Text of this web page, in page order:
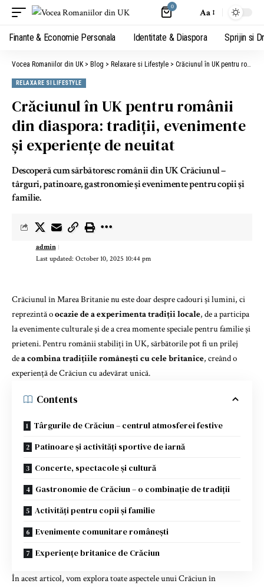
0 Aa
Finante & Economie Personala Identitate & Diaspora Sprijin si
Vocea Romaniilor din UK> Blog > Relaxare si Lifestyle > Crăciunul în UK pentru românii din diaspora: tradiții, evenimente și experiențe de neuitat
RELAXARE SI LIFESTYLE
Crăciunul în UK pentru românii
din diaspora: tradiții, evenimente
și experiențe de neuitat
Descoperă cum sărbătoresc românii din UK Crăciunul –
târguri, patinoare, gastronomie și evenimente pentru copii și
familie.
Last updated: October 10, 2025 10:44 pm
admin
Crăciunul în Marea Britanie nu este doar despre cadouri și lumini, ci
reprezintă oocazie de a experimenta tradiții locale, de a participa
la evenimente culturale și de a crea momente speciale pentru familie și
prieteni. Pentru românii stabiliți în UK, sărbătorile pot fi un prilej
dea combina tradițiile românești cu cele britanice, creând o
experiență de Crăciun cu adevărat unică.
Contents
Târgurile de Crăciun – centrul atmosferei festive
Patinoare și activități sportive de iarnă
Concerte, spectacole și cultură
Gastronomie de Crăciun – o combinație de tradiții
Activități pentru copii și familie
Evenimente comunitare românești
Experiențe britanice de Crăciun
În acest articol, vom explora toate aspectele unui Crăciun în